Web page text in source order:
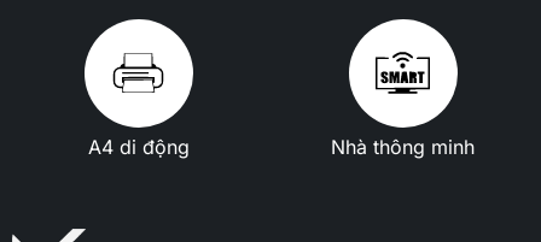
A4 di động Nhà thông minh